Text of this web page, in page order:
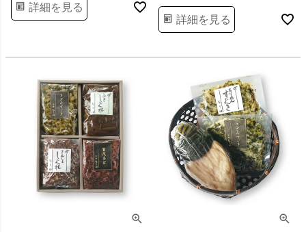
詳細を見る
詳細を見る